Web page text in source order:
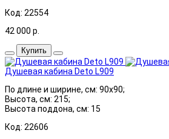
Код: 22554
42 000 р.
Купить
Душевая кабина Deto L909
По длине и ширине, см: 90x90;
Высота, см: 215;
Высота поддона, см: 15
Код: 22606